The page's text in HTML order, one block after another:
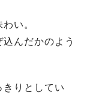
い。
んだかのよう
りとしてい